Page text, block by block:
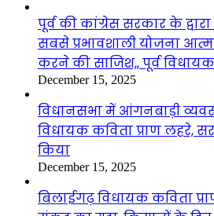
पूर्व की कांग्रेस सरकार के
सबसे प्रभावशाली योजना
करने की साजिश,, पूर्व
December 15, 2025
विधानसभा में आंगनबाड़ी
विधायक कविता प्राण लहरे,
किया
December 15, 2025
बिलाईगढ़ विधायक कविता